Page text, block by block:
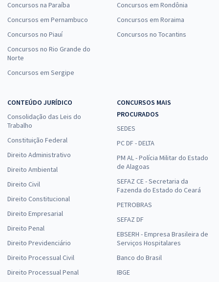
Concursos na Paraíba
Concursos em Pernambuco
Concursos no Piauí
Concursos no Rio Grande do
Norte
Concursos em Sergipe
Concursos em Rondônia
Concursos em Roraima
Concursos no Tocantins
CONTEÚDO JURÍDICO
Consolidação das Leis do
Trabalho
Constituição Federal
Direito Administrativo
Direito Ambiental
Direito Civil
Direito Constitucional
Direito Empresarial
Direito Penal
Direito Previdenciário
Direito Processual Civil
Direito Processual Penal
CONCURSOS MAIS
PROCURADOS
SEDES
PC DF - DELTA
PM AL - Polícia Militar do Estado
de Alagoas
SEFAZ CE - Secretaria da
Fazenda do Estado do Ceará
PETROBRAS
SEFAZ DF
EBSERH - Empresa Brasileira de
Serviços Hospitalares
Banco do Brasil
IBGE